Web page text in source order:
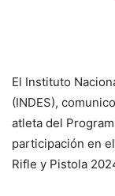
El Instituto
(INDES),
atleta del
participación en
Rifle y Pistola